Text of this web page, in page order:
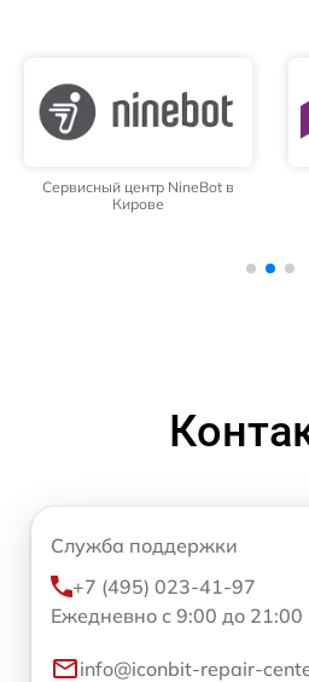
Сервисный центр NineBot в
Кирове
Служба поддержки
+7 (495) 023-41-97
Ежедневно с 9:00 до 21:00
info@iconbit-repair-